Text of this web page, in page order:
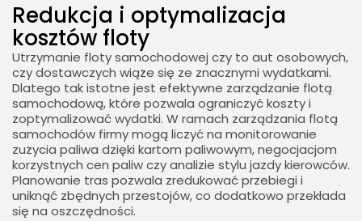
Redukcja i optymalizacja
kosztów floty
Utrzymanie floty samochodowej czy to aut osobowych,
czy dostawczych wiąże się ze znacznymi wydatkami.
Dlatego tak istotne jest efektywne zarządzanie flotą
samochodową, które pozwala ograniczyć koszty i
zoptymalizować wydatki. W ramach zarządzania flotą
samochodów firmy mogą liczyć na monitorowanie
zużycia paliwa dzięki kartom paliwowym, negocjacjom
korzystnych cen paliw czy analizie stylu jazdy kierowców.
Planowanie tras pozwala zredukować przebiegi i
uniknąć zbędnych przestojów, co dodatkowo przekłada
się na oszczędności.